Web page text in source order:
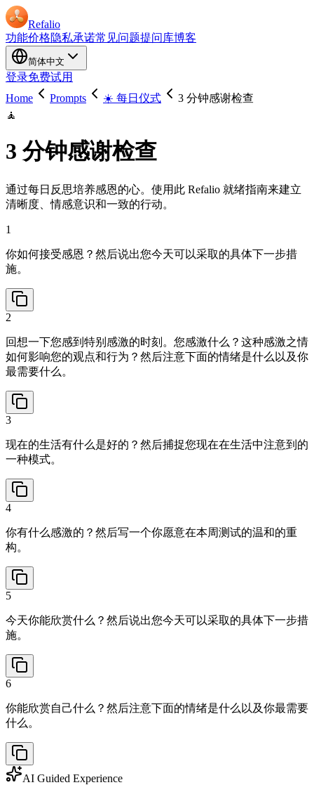
Refalio
功能价格隐私承诺常见问题提问库博客
简体中文
登录免费试用
Home
Prompts ☀️ 每日仪式
3 分钟感谢检查
🧘
3 分钟感谢检查
通过每日反思培养感恩的心。使用此 Refalio 就绪指南来建立
清晰度、情感意识和一致的行动。
1
你如何接受感恩？然后说出您今天可以采取的具体下一步措
施。
2
回想一下您感到特别感激的时刻。您感激什么？这种感激之情
如何影响您的观点和行为？然后注意下面的情绪是什么以及你
最需要什么。
3
现在的生活有什么是好的？然后捕捉您现在在生活中注意到的
一种模式。
4
你有什么感激的？然后写一个你愿意在本周测试的温和的重
构。
5
今天你能欣赏什么？然后说出您今天可以采取的具体下一步措
施。
6
你能欣赏自己什么？然后注意下面的情绪是什么以及你最需要
什么。
AI Guided Experience